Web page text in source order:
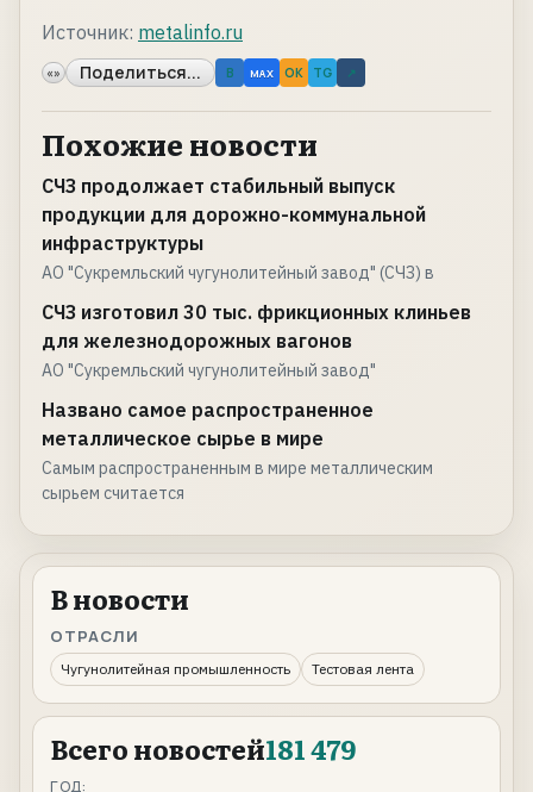
Источник: metalinfo.ru
«» Поделиться... B MAX OK TG ↗
Похожие новости
СЧЗ продолжает стабильный выпуск
продукции для дорожно-коммунальной
инфраструктуры
АО "Сукремльский чугунолитейный завод" (СЧЗ) в
СЧЗ изготовил 30 тыс. фрикционных клиньев
для железнодорожных вагонов
АО "Сукремльский чугунолитейный завод"
Названо самое распространенное
металлическое сырье в мире
Самым распространенным в мире металлическим
сырьем считается
В новости
ОТРАСЛИ
Чугунолитейная промышленность Тестовая лента
Всего новостей181 479
ГОД: